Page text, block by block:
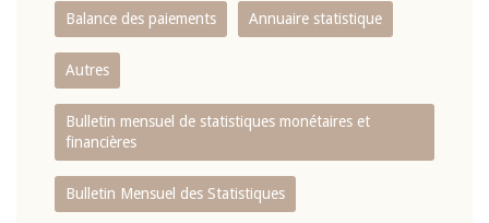
Balance des paiements Annuaire statistique
Autres
Bulletin mensuel de statistiques monétaires et
financières
Bulletin Mensuel des Statistiques